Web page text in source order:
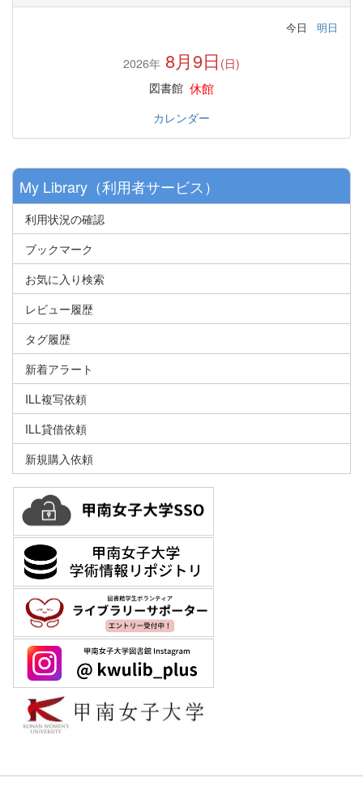
今日 明日
2026年 8月9日 (日)
図書館 休館
カレンダー
My Library（利用者サービス）
利用状況の確認
ブックマーク
お気に入り検索
レビュー履歴
タグ履歴
新着アラート
ILL複写依頼
ILL貸借依頼
新規購入依頼